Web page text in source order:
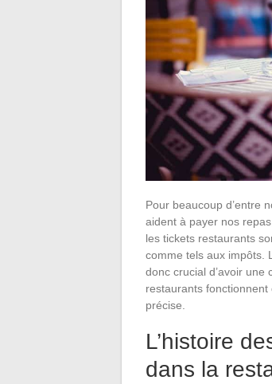
Pour beaucoup d’entre
aident à payer nos
les tickets restaurants
comme tels aux impôts.
donc crucial d’avoir
restaurants
précise.
L’histoire
dans la